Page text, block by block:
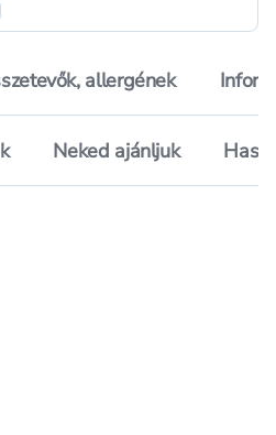
allergének
Neked ajánljuk